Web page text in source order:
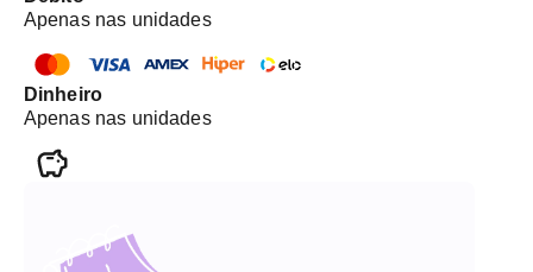
Apenas nas unidades
Dinheiro
Apenas nas unidades